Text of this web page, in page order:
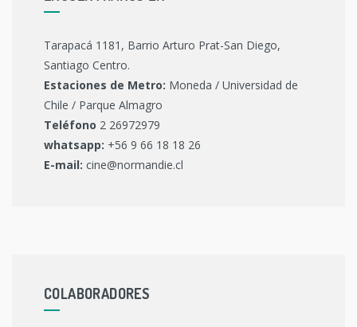
Tarapacá 1181, Barrio Arturo Prat-San Diego,
Santiago Centro.
Estaciones de Metro: Moneda / Universidad de
Chile / Parque Almagro
Teléfono 2 26972979
whatsapp: +56 9 66 18 18 26
E-mail: cine@normandie.cl
COLABORADORES